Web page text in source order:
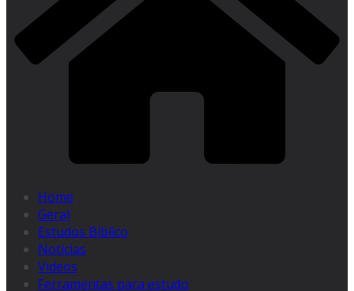
Home
Geral
Estudos Bíblico
Noticias
Videos
Ferramentas para estudo